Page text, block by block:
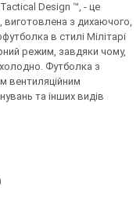
Tactical Design ™, - це
виготовлена з дихаючого,
в стилі Мілітарі
режим, завдяки чому,
Футболка з
вентиляційним
та інших видів